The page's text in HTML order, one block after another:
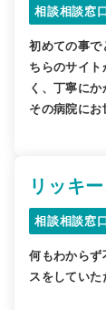
相談相談窓
初めての事で
ちらのサイト
く、丁寧に
その病院にお
リッキー
相談相談窓
何もわからず
スをしていた